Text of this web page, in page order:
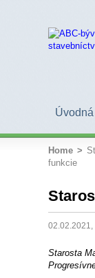
Home >
funkcie
02.02.2021,
Starosta